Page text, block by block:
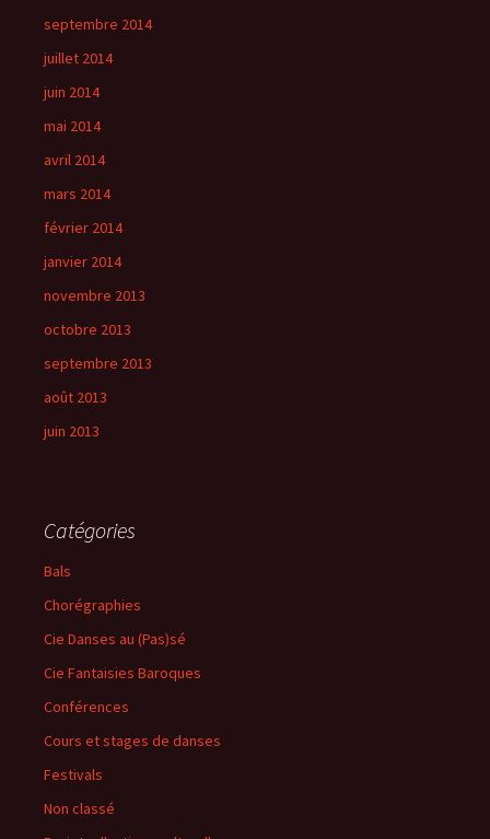
septembre 2014
juillet 2014
juin 2014
mai 2014
avril 2014
mars 2014
février 2014
janvier 2014
novembre 2013
octobre 2013
septembre 2013
août 2013
juin 2013
Catégories
Bals
Chorégraphies
Cie Danses au (Pas)sé
Cie Fantaisies Baroques
Conférences
Cours et stages de danses
Festivals
Non classé